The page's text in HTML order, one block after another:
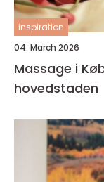
inspiration
04. March 2026
Massage i
hovedstaden